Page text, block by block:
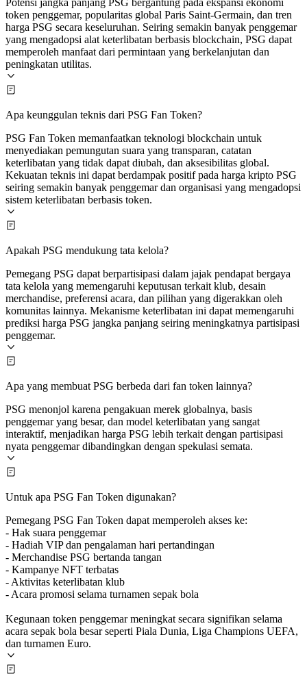
token penggemar, popularitas global Paris Saint‑Germain, dan tren
harga PSG secara keseluruhan. Seiring semakin banyak penggemar
yang mengadopsi alat keterlibatan berbasis blockchain, PSG dapat
memperoleh manfaat dari permintaan yang berkelanjutan dan
peningkatan utilitas.
Apa keunggulan teknis dari PSG Fan Token?
PSG Fan Token memanfaatkan teknologi blockchain untuk
menyediakan pemungutan suara yang transparan, catatan
keterlibatan yang tidak dapat diubah, dan aksesibilitas global.
Kekuatan teknis ini dapat berdampak positif pada harga kripto PSG
seiring semakin banyak penggemar dan organisasi yang mengadopsi
sistem keterlibatan berbasis token.
Apakah PSG mendukung tata kelola?
Pemegang PSG dapat berpartisipasi dalam jajak pendapat bergaya
tata kelola yang memengaruhi keputusan terkait klub, desain
merchandise, preferensi acara, dan pilihan yang digerakkan oleh
komunitas lainnya. Mekanisme keterlibatan ini dapat memengaruhi
prediksi harga PSG jangka panjang seiring meningkatnya partisipasi
penggemar.
Apa yang membuat PSG berbeda dari fan token lainnya?
PSG menonjol karena pengakuan merek globalnya, basis
penggemar yang besar, dan model keterlibatan yang sangat
interaktif, menjadikan harga PSG lebih terkait dengan partisipasi
nyata penggemar dibandingkan dengan spekulasi semata.
Untuk apa PSG Fan Token digunakan?
Pemegang PSG Fan Token dapat memperoleh akses ke:
- Hak suara penggemar
- Hadiah VIP dan pengalaman hari pertandingan
- Merchandise PSG bertanda tangan
- Kampanye NFT terbatas
- Aktivitas keterlibatan klub
- Acara promosi selama turnamen sepak bola
Kegunaan token penggemar meningkat secara signifikan selama
acara sepak bola besar seperti Piala Dunia, Liga Champions UEFA,
dan turnamen Euro.